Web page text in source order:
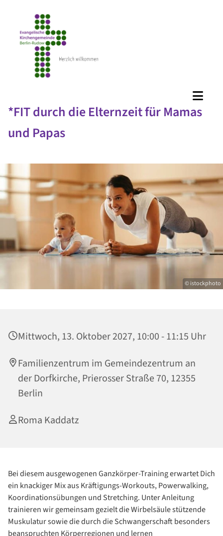
*FIT durch die Elternzeit für Mamas
und Papas
© istockphoto
Mittwoch, 13. Oktober 2027, 10:00 - 11:15 Uhr
Familienzentrum im Gemeindezentrum an
der Dorfkirche, Prierosser Straße 70, 12355
Berlin
Roma Kaddatz
Bei diesem ausgewogenen Ganzkörper-Training erwartet Dich
ein knackiger Mix aus Kräftigungs-Workouts, Powerwalking,
Koordinationsübungen und Stretching. Unter Anleitung
trainieren wir gemeinsam gezielt die Wirbelsäule stützende
Muskulatur sowie die durch die Schwangerschaft besonders
beanspruchten Körperregionen und lernen